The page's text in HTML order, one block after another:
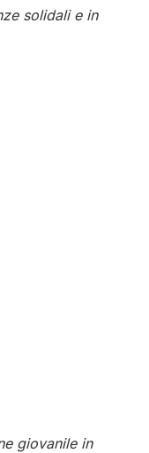
solidali e in
giovanile in